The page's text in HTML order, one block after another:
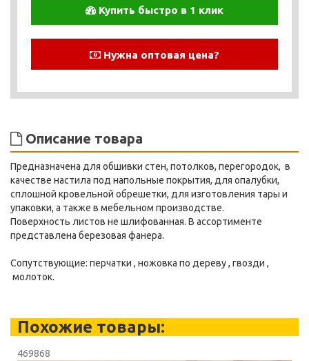
Купить быстро в 1 клик
Нужна оптовая цена?
Описание товара
Предназначена для обшивки стен, потолков, перегородок, в
качестве настила под напольные покрытия, для опалубки,
сплошной кровельной обрешетки, для изготовления тары и
упаковки, а также в мебельном производстве.
Поверхность листов не шлифованная. В ассортименте
представлена березовая фанера.
Сопутствующие: перчатки , ножовка по дереву , гвозди ,
молоток.
Похожие товары:
469868